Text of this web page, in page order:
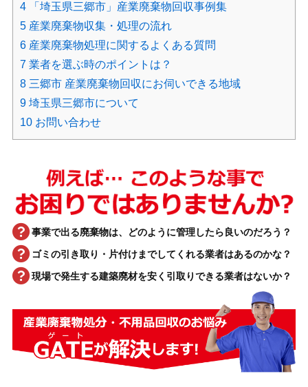
4 「埼玉県三郷市」産業廃棄物回収事例集
5 産業廃棄物収集・処理の流れ
6 産業廃棄物処理に関するよくある質問
7 業者を選ぶ時のポイントは？
8 三郷市 産業廃棄物回収にお伺いできる地域
9 埼玉県三郷市について
10 お問い合わせ
事業で出る廃棄物は、どのように管理したら良いのだろう？
ゴミの引き取り・片付けまでしてくれる業者はあるのかな？
現場で発生する建築廃材を安く引取りできる業者はないか？